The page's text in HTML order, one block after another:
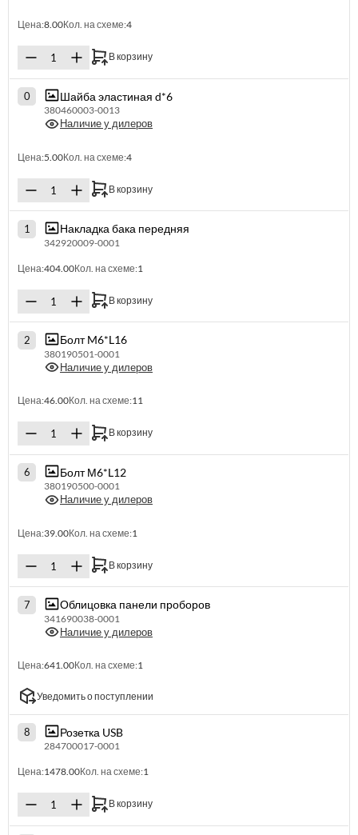
Цена:8.00Кол. на схеме:4
В корзину
0 Шайба эластиная d*6
380460003-0013
Наличие у дилеров
Цена:5.00Кол. на схеме:4
В корзину
1 Накладка бака передняя
342920009-0001
Цена:404.00Кол. на схеме:1
В корзину
2 Болт M6*L16
380190501-0001
Наличие у дилеров
Цена:46.00Кол. на схеме:11
В корзину
6 Болт М6*L12
380190500-0001
Наличие у дилеров
Цена:39.00Кол. на схеме:1
В корзину
7 Облицовка панели проборов
341690038-0001
Наличие у дилеров
Цена:641.00Кол. на схеме:1
Уведомить о поступлении
8 Розетка USB
284700017-0001
Цена:1478.00Кол. на схеме:1
В корзину